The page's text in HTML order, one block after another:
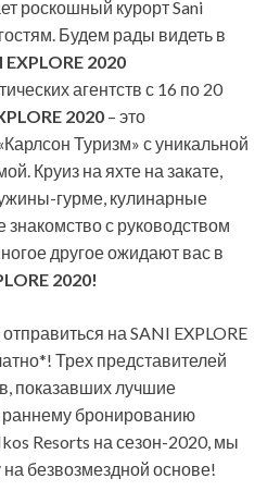
роскошный курорт Sani
Будем рады видеть в
2020
агентств с 16 по 20
2020 – это
Туризм» с уникальной
Круиз на яхте на закате,
гурме, кулинарные
с руководством
другое ожидают вас в
2020!
на SANI EXPLORE
Трех представителей
показавших лучшие
раннему бронированию
Resorts на сезон-2020, мы
безвозмездной основе!